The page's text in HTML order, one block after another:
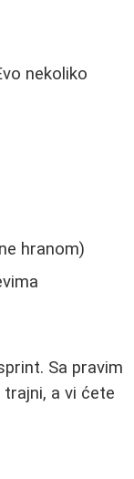
nekoliko
hranom)
Sa pravim
a vi ćete